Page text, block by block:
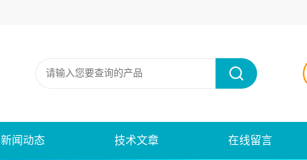
新闻动态 技术文章 在线留言